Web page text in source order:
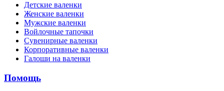
Детские валенки
Женские валенки
Мужские валенки
Войлочные тапочки
Сувенирные валенки
Корпоративные валенки
Галоши на валенки
Помощь